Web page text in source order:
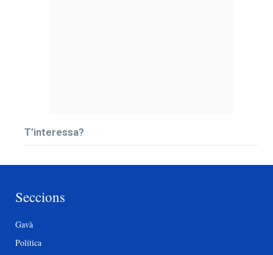
T’interessa?
Seccions
Gavà
Política